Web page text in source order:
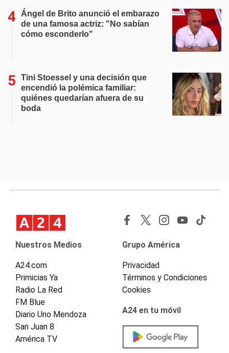
Ángel de Brito anunció el embarazo
de una famosa actriz: "No sabían
cómo esconderlo"
Tini Stoessel y una decisión que
encendió la polémica familiar:
quiénes quedarían afuera de su
boda
Nuestros Medios
A24.com
Primicias Ya
Radio La Red
FM Blue
Diario Uno Mendoza
San Juan 8
América TV
Grupo América
Privacidad
Términos y Condiciones
Cookies
A24 en tu móvil